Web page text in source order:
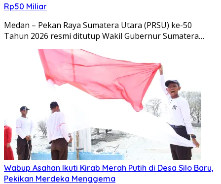
Rp50 Miliar
Medan – Pekan Raya Sumatera Utara (PRSU) ke-50
Tahun 2026 resmi ditutup Wakil Gubernur Sumatera…
Wabup Asahan Ikuti Kirab Merah Putih di Desa Silo Baru,
Pekikan Merdeka Menggema